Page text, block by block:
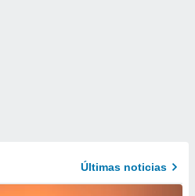
Últimas noticias